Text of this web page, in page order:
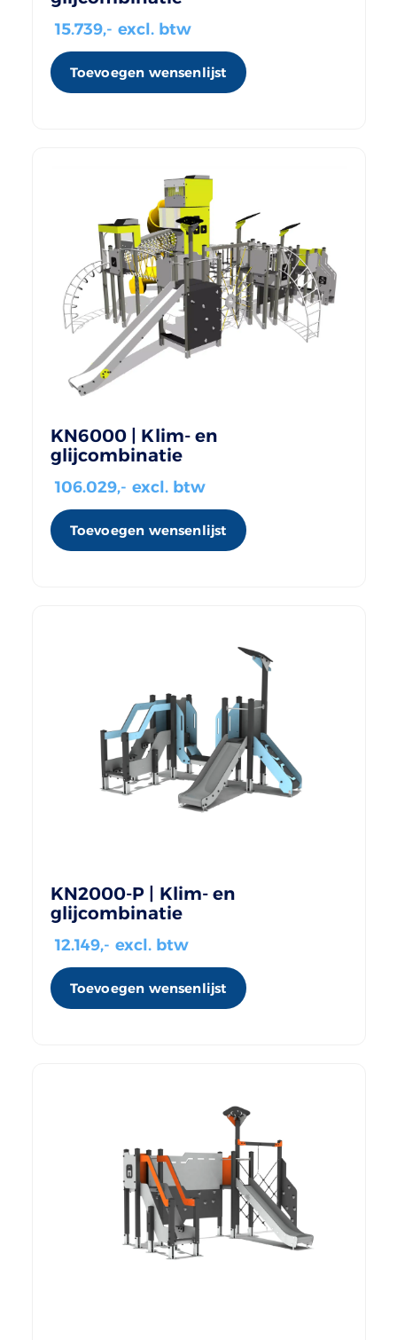
15.739,- excl. btw
Toevoegen wensenlijst
KN6000 | Klim- en
glijcombinatie
106.029,- excl. btw
Toevoegen wensenlijst
KN2000-P | Klim- en
glijcombinatie
12.149,- excl. btw
Toevoegen wensenlijst